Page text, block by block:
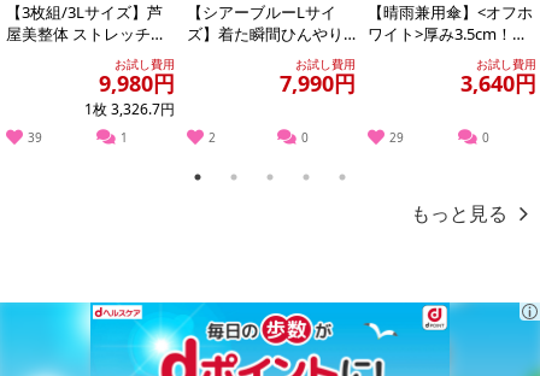
【3枚組/3Lサイズ】芦
屋美整体 ストレッチス
リムショーツ 【アッシ
お試し費用
9,980円
1枚 3,326.7円
39 1
【シアーブルーLサイ
ズ】着た瞬間ひんやり
快適 シールドクールパ
お試し費用
7,990円
2 0
【晴雨兼用傘】<オフホ
ワイト>厚み3.5cm！手
のひらサイズUVカット
お試し費用
3,640円
29 0
1 2 3 4 5
もっと見る